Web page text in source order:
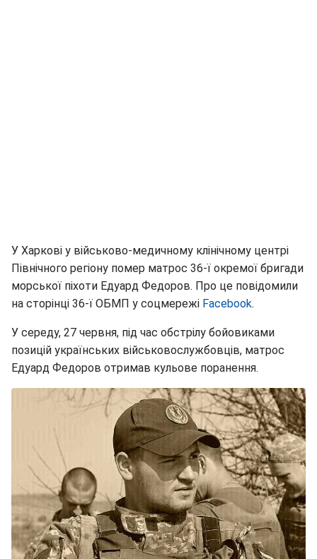
У Харкові у військово-медичному клінічному центрі
Північного регіону помер матрос 36-ї окремої бригади
морської піхоти Едуард Федоров. Про це повідомили
на сторінці 36-ї ОБМП у соцмережі Facebook.
У середу, 27 червня, під час обстрілу бойовиками
позицій українських військовослужбовців, матрос
Едуард Федоров отримав кульове поранення.